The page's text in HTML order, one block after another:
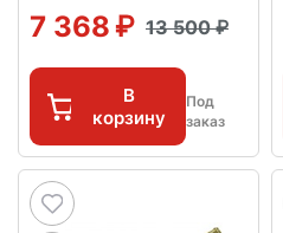
7 368 13 500
В
корзину
Под
заказ